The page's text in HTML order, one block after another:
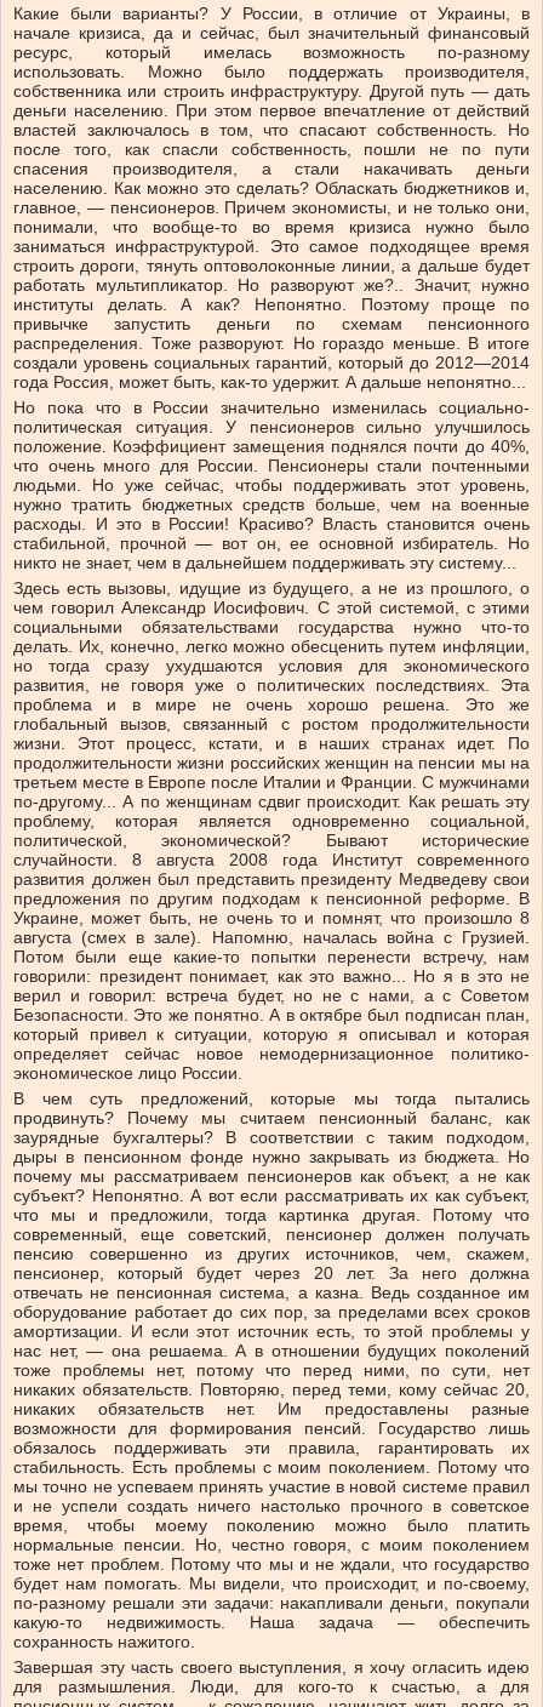
Какие были варианты? У России, в отличие от Украины, в
начале кризиса, да и сейчас, был значительный финансовый
ресурс, который имелась возможность по-разному
использовать. Можно было поддержать производителя,
собственника или строить инфраструктуру. Другой путь — дать
деньги населению. При этом первое впечатление от действий
властей заключалось в том, что спасают собственность. Но
после того, как спасли собственность, пошли не по пути
спасения производителя, а стали накачивать деньги
населению. Как можно это сделать? Обласкать бюджетников и,
главное, — пенсионеров. Причем экономисты, и не только они,
понимали, что вообще-то во время кризиса нужно было
заниматься инфраструктурой. Это самое подходящее время
строить дороги, тянуть оптоволоконные линии, а дальше будет
работать мультипликатор. Но разворуют же?.. Значит, нужно
институты делать. А как? Непонятно. Поэтому проще по
привычке запустить деньги по схемам пенсионного
распределения. Тоже разворуют. Но гораздо меньше. В итоге
создали уровень социальных гарантий, который до 2012—2014
года Россия, может быть, как-то удержит. А дальше непонятно...
Но пока что в России значительно изменилась социально-
политическая ситуация. У пенсионеров сильно улучшилось
положение. Коэффициент замещения поднялся почти до 40%,
что очень много для России. Пенсионеры стали почтенными
людьми. Но уже сейчас, чтобы поддерживать этот уровень,
нужно тратить бюджетных средств больше, чем на военные
расходы. И это в России! Красиво? Власть становится очень
стабильной, прочной — вот он, ее основной избиратель. Но
никто не знает, чем в дальнейшем поддерживать эту систему...
Здесь есть вызовы, идущие из будущего, а не из прошлого, о
чем говорил Александр Иосифович. С этой системой, с этими
социальными обязательствами государства нужно что-то
делать. Их, конечно, легко можно обесценить путем инфляции,
но тогда сразу ухудшаются условия для экономического
развития, не говоря уже о политических последствиях. Эта
проблема и в мире не очень хорошо решена. Это же
глобальный вызов, связанный с ростом продолжительности
жизни. Этот процесс, кстати, и в наших странах идет. По
продолжительности жизни российских женщин на пенсии мы на
третьем месте в Европе после Италии и Франции. С мужчинами
по-другому... А по женщинам сдвиг происходит. Как решать эту
проблему, которая является одновременно социальной,
политической, экономической? Бывают исторические
случайности. 8 августа 2008 года Институт современного
развития должен был представить президенту Медведеву свои
предложения по другим подходам к пенсионной реформе. В
Украине, может быть, не очень то и помнят, что произошло 8
августа (смех в зале). Напомню, началась война с Грузией.
Потом были еще какие-то попытки перенести встречу, нам
говорили: президент понимает, как это важно... Но я в это не
верил и говорил: встреча будет, но не с нами, а с Советом
Безопасности. Это же понятно. А в октябре был подписан план,
который привел к ситуации, которую я описывал и которая
определяет сейчас новое немодернизационное политико-
экономическое лицо России.
В чем суть предложений, которые мы тогда пытались
продвинуть? Почему мы считаем пенсионный баланс, как
заурядные бухгалтеры? В соответствии с таким подходом,
дыры в пенсионном фонде нужно закрывать из бюджета. Но
почему мы рассматриваем пенсионеров как объект, а не как
субъект? Непонятно. А вот если рассматривать их как субъект,
что мы и предложили, тогда картинка другая. Потому что
современный, еще советский, пенсионер должен получать
пенсию совершенно из других источников, чем, скажем,
пенсионер, который будет через 20 лет. За него должна
отвечать не пенсионная система, а казна. Ведь созданное им
оборудование работает до сих пор, за пределами всех сроков
амортизации. И если этот источник есть, то этой проблемы у
нас нет, — она решаема. А в отношении будущих поколений
тоже проблемы нет, потому что перед ними, по сути, нет
никаких обязательств. Повторяю, перед теми, кому сейчас 20,
никаких обязательств нет. Им предоставлены разные
возможности для формирования пенсий. Государство лишь
обязалось поддерживать эти правила, гарантировать их
стабильность. Есть проблемы с моим поколением. Потому что
мы точно не успеваем принять участие в новой системе правил
и не успели создать ничего настолько прочного в советское
время, чтобы моему поколению можно было платить
нормальные пенсии. Но, честно говоря, с моим поколением
тоже нет проблем. Потому что мы и не ждали, что государство
будет нам помогать. Мы видели, что происходит, и по-своему,
по-разному решали эти задачи: накапливали деньги, покупали
какую-то недвижимость. Наша задача — обеспечить
сохранность нажитого.
Завершая эту часть своего выступления, я хочу огласить идею
для размышления. Люди, для кого-то к счастью, а для